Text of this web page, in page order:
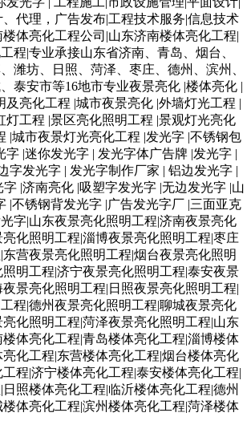
代理，广告发布|工程技术服务|信息技术
体亮化工程公司|山东济南楼体亮化工程|
程|专业承接山东省济南、青岛、烟台、
潍坊、日照、菏泽、枣庄、德州、滨州、
泰安市等16地市专业夜景亮化 |楼体亮化 |
及亮化工程 |城市夜景亮化 |外墙灯光工程 |
灯工程 |景区亮化照明工程 |景观灯光亮化
|城市夜景灯光亮化工程 |发光字 |不锈钢包
字 |迷你发光字 | 发光字体广告牌 |发光字 |
字发光字 | 发光字制作厂家 | 铝边发光字 |
|济南亮化 |吸塑字发光字 |无边发光字 |山
|不锈钢背发光字 |广告发光字厂 |三面亚克
字|山东夜景亮化照明工程|济南夜景亮化
化照明工程|淄博夜景亮化照明工程|枣庄
营夜景亮化照明工程|烟台夜景亮化照明
明工程|济宁夜景亮化照明工程|泰安夜景
景亮化照明工程|日照夜景亮化照明工程|
程|德州夜景亮化照明工程|聊城夜景亮化
化照明工程|菏泽夜景亮化照明工程|山东
体亮化工程|青岛楼体亮化工程|淄博楼体
化工程|东营楼体亮化工程|烟台楼体亮化
程|济宁楼体亮化工程|泰安楼体亮化工程|
照楼体亮化工程|临沂楼体亮化工程|德州
体亮化工程|滨州楼体亮化工程|菏泽楼体